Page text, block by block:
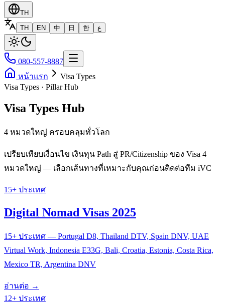
TH
TH
EN 中 日 한 ع
080-557-8887
หน้าแรก
Visa Types
Visa Types · Pillar Hub
Visa Types Hub
4 หมวดใหญ่ ครอบคลุมทั่วโลก
เปรียบเทียบเงื่อนไข เงินทุน Path สู่ PR/Citizenship ของ Visa 4
หมวดใหญ่ — เลือกเส้นทางที่เหมาะกับคุณก่อนติดต่อทีม iVC
15+ ประเทศ
Digital Nomad Visas 2025
15+ ประเทศ — Portugal D8, Thailand DTV, Spain DNV, UAE
Virtual Work, Indonesia E33G, Bali, Croatia, Estonia, Costa Rica,
Mexico TR, Argentina DNV
อ่านต่อ →
12+ ประเทศ